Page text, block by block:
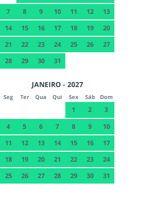
7
8 9 10 11 12
13
14
15 16 17 18 19
20
21
22 23 24 25 26
27
28
29 30 31
JANEIRO - 2027
Seg Ter Qua Qui Sex Sáb Dom
1 2
3
4
5 6 7 8 9
10
11
12 13 14 15 16
17
18
19 20 21 22 23
24
25
26 27 28 29 30 31